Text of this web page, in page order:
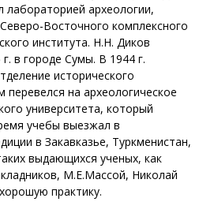
лабораторией археологии,
Восточного комплексного
института. Н.Н. Диков
в городе Сумы. В 1944 г.
исторического
на археологическое
университета, который
учебы выезжал в
в Закавказье, Туркменистан,
выдающихся ученых, как
М.Е.Массой, Николай
практику.